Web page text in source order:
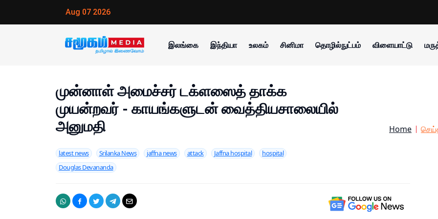
Aug 07 2026
இலங்கை இந்தியா உலகம் சினிமா தொழில்நுட்பம் விளையாட்டு
முன்னாள் அமைச்சர் டக்ளஸைத் தாக்க
முயன்றவர் - காயங்களுடன் வைத்தியசாலையில்
அனுமதி
latest news Srilanka News jaffna news attack Jaffna hospital
hospital
Douglas Devananda
Home